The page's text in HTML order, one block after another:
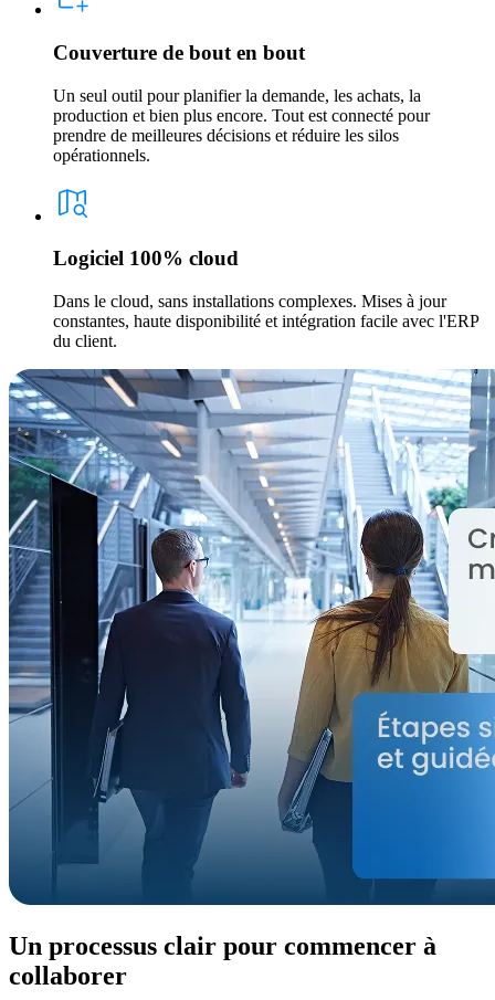
Couverture de bout en bout
Un seul outil pour planifier la demande, les achats, la
production et bien plus encore. Tout est connecté pour
prendre de meilleures décisions et réduire les silos
opérationnels.
Logiciel 100% cloud
Dans le cloud, sans installations complexes. Mises à jour
constantes, haute disponibilité et intégration facile avec l'ERP
du client.
Un processus clair pour commencer à
collaborer